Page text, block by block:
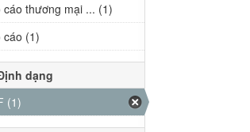
cáo thương mại ... (1)
cáo (1)
dạng
(1)